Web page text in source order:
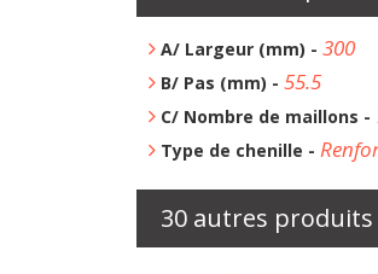
A/ Largeur (mm) - 300
B/ Pas (mm) - 55.5
C/ Nombre de maillons -
Type de chenille -
30 autres produits